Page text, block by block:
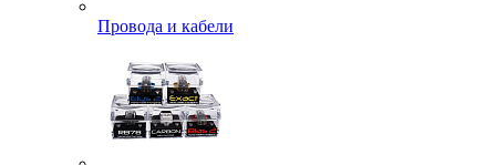
Провода и кабели